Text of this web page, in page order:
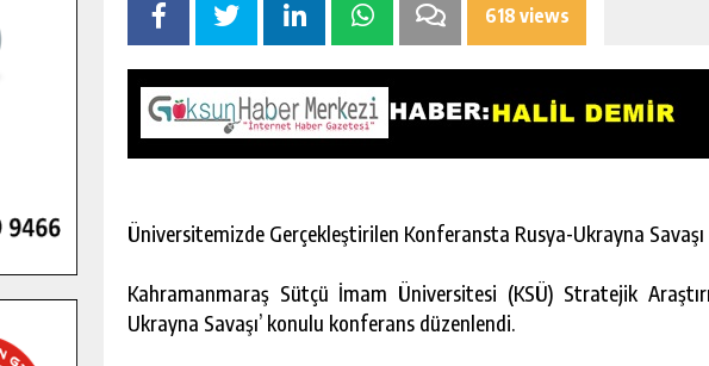
618 views
Üniversitemizde Gerçekleştirilen Konferansta Rusya-Ukrayna Savaşı
Kahramanmaraş Sütçü İmam Üniversitesi (KSÜ) Stratejik
Ukrayna Savaşı’ konulu konferans düzenlendi.